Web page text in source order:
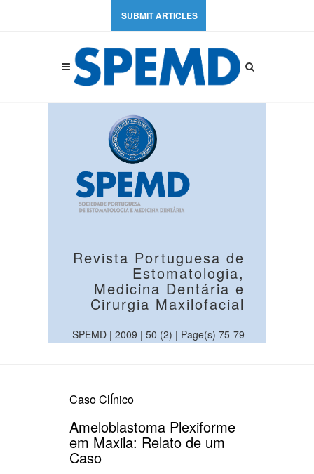
SUBMIT ARTICLES
Revista Portuguesa de
Estomatologia,
Medicina Dentária e
Cirurgia Maxilofacial
SPEMD | 2009 | 50 (2) | Page(s) 75-79
Caso ClÍnico
Ameloblastoma Plexiforme
em Maxila: Relato de um
Caso